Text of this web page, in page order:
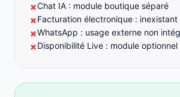
✗Chat IA : module boutique séparé
✗Facturation électronique : inexistant
✗WhatsApp : usage externe non
✗Disponibilité Live : module optionnel